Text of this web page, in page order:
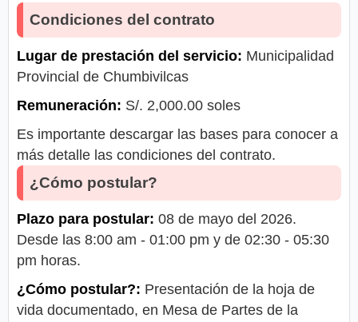
Condiciones del contrato
Lugar de prestación del servicio: Municipalidad
Provincial de Chumbivilcas
Remuneración: S/. 2,000.00 soles
Es importante descargar las bases para conocer a
más detalle las condiciones del contrato.
¿Cómo postular?
Plazo para postular: 08 de mayo del 2026.
Desde las 8:00 am - 01:00 pm y de 02:30 - 05:30
pm horas.
¿Cómo postular?: Presentación de la hoja de
vida documentado, en Mesa de Partes de la